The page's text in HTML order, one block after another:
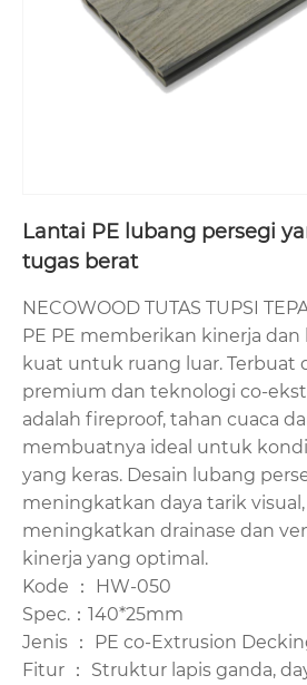
Lantai PE lubang persegi
tugas berat
NECOWOOD TUTAS TUPSI
PE PE memberikan kinerja
kuat untuk ruang luar. Terbuat
premium dan teknologi co-
adalah fireproof, tahan cuaca
membuatnya ideal untuk
yang keras. Desain lubang
meningkatkan daya tarik
meningkatkan drainase dan
kinerja yang optimal.
Kode ： HW-050
Spec.：140*25mm
Jenis ： PE co-Extrusion
Fitur ： Struktur lapis ganda,